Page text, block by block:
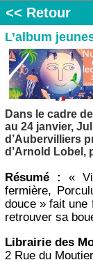
<< Retour
L’album
Dans le cadre
au 24 janvier,
d’Aubervilliers
d’Arnold Lobel,
Résumé : «
fermière,
douce » fait
retrouver sa
Librairie des
2 Rue du Moutier